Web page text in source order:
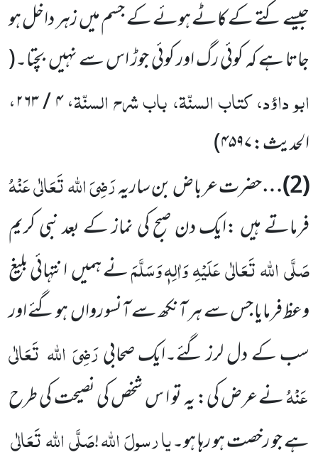
جیسے کتے کے کاٹے ہوئے کے جسم میںزہر داخل ہو
جاتا ہے کہ کوئی رگ اور کوئی جوڑ اس سے نہیںبچتا۔(
ابو داؤد، کتاب السنّۃ، باب شرح السنّۃ،۴ / ۲۶۳
،
الحدیث:۴۵۹۷)
(
2
)…حضرت عرباض بن ساریہرَضِیَاللہتَعَالٰیعَنْہُ
فرماتے ہیں :ایک دن صبح کی نماز کے بعد نبی کریم
صَلَّیاللہتَعَالٰیعَلَیْہِوَاٰلِہٖ وَسَلَّمَنے ہمیںانتہائی بلیغ
وعظ فرمایا جس سے ہر آنکھ سے آنسو رواںہو گئے اور
سب کے دل لرز گئے۔ایک صحابیرَضِیَ اللہ تَعَالٰی
عَنْہُنے عرض کی: یہ تو ا س شخص کی نصیحت کی طرح
ہے جو رخصت ہو رہا ہو۔یارسولَاللہ!صَلَّیاللہتَعَالٰی